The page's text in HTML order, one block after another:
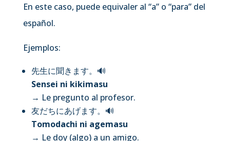
En este caso, puede equivaler al “a” o “para” del
español.
Ejemplos:
先生に聞きます。 🔊
Sensei ni kikimasu
→ Le pregunto al profesor.
友だちにあげます。 🔊
Tomodachi ni agemasu
→ Le doy (algo) a un amigo.